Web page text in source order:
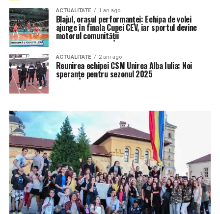
ACTUALITATE 1 an ago
Blajul, orașul performanței: Echipa de volei
ajunge în finala Cupei CEV, iar sportul devine
motorul comunității
ACTUALITATE 2 ani ago
Reunirea echipei CSM Unirea Alba Iulia: Noi
speranțe pentru sezonul 2025